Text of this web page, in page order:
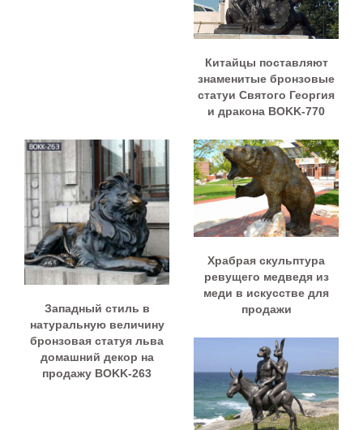
Китайцы поставляют
знаменитые бронзовые
статуи Святого Георгия
и дракона BOKK-770
Западный стиль в
натуральную величину
бронзовая статуя льва
домашний декор на
продажу BOKK-263
Храбрая скульптура
ревущего медведя из
меди в искусстве для
продажи